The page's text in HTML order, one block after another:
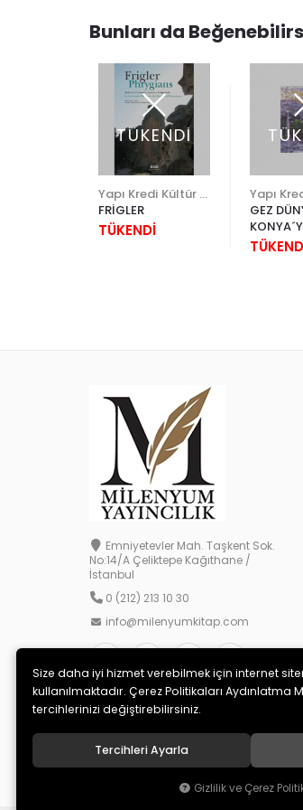
Bunları da
TÜKENDİ
FRİGLER
TÜKENDİ
GEZ
TÜKENDİ
Emniyetevler Mah. Taşkent Sok.
No:14/A Çeliktepe Kağıthane /
İstanbul
0 (212) 213 10 30
info@milenyumkitap.com
Size daha iyi hizmet verebilmek için internet
kullanılmaktadır. Çerez Politikaları Aydınlatma
tercihlerinizi değiştirebilirsiniz.
Tercihleri Ayarla
Gizlilik ve Çerez